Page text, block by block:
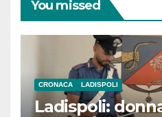
You missed
CRONACA LADISPOLI
Ladispoli: